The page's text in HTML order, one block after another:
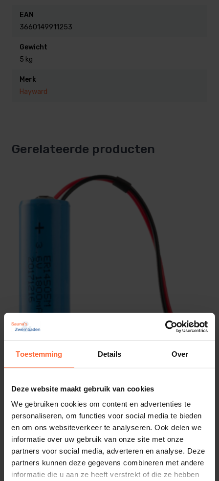
Toestemming Details Over
Deze website maakt gebruik van cookies
We gebruiken cookies om content en advertenties te
personaliseren, om functies voor social media te bieden
en om ons websiteverkeer te analyseren. Ook delen we
informatie over uw gebruik van onze site met onze
partners voor social media, adverteren en analyse. Deze
partners kunnen deze gegevens combineren met andere
informatie die u aan ze heeft verstrekt of die ze hebben
EAN
3660149911253
Gewicht
5 kg
Merk
Hayward
Gerelateerde producten
17,80 ca. 2 weken